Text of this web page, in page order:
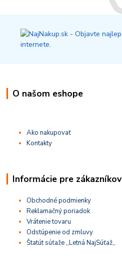
O našom eshope
Ako nakupovať
Kontakty
Informácie pre zákazníkov
Obchodné podmienky
Reklamačný poriadok
Vrátenie tovaru
Odstúpenie od zmluvy
Štatút súťaže ,,Letná NajSúťaž,,